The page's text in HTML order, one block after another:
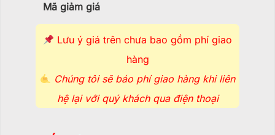
Mã giảm giá
Lưu ý giá trên chưa bao gồm phí giao
hàng
Chúng tôi sẽ báo phí giao hàng khi liên
hệ lại với quý khách qua điện thoại